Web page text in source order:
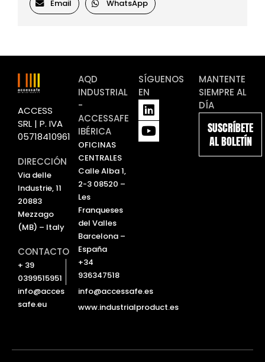
Email WhatsApp
ACCESS
SRL | P. IVA
05718410961
DIRECCIÓN
Via delle
Industrie, 11
20883
Mezzago
(MB) – Italy
CONTACTO
+ 39
0399515951
info@acces
safe.eu
AQD
INDUSTRIAL
-
ACCESSAFE
IBÉRICA
OFICINAS
CENTRALES
Calle Alba 1,
2-3 08520 –
Les
Franqueses
del Valles
Barcelona –
España
+34
936347518
info@accessafe.es
www.industrialproduct.es
SÍGUENOS
EN
L
i
n
k
Y
o
u
t
MANTENTE
SIEMPRE AL
DÍA
SUSCRÍBETE
AL BOLETÍN